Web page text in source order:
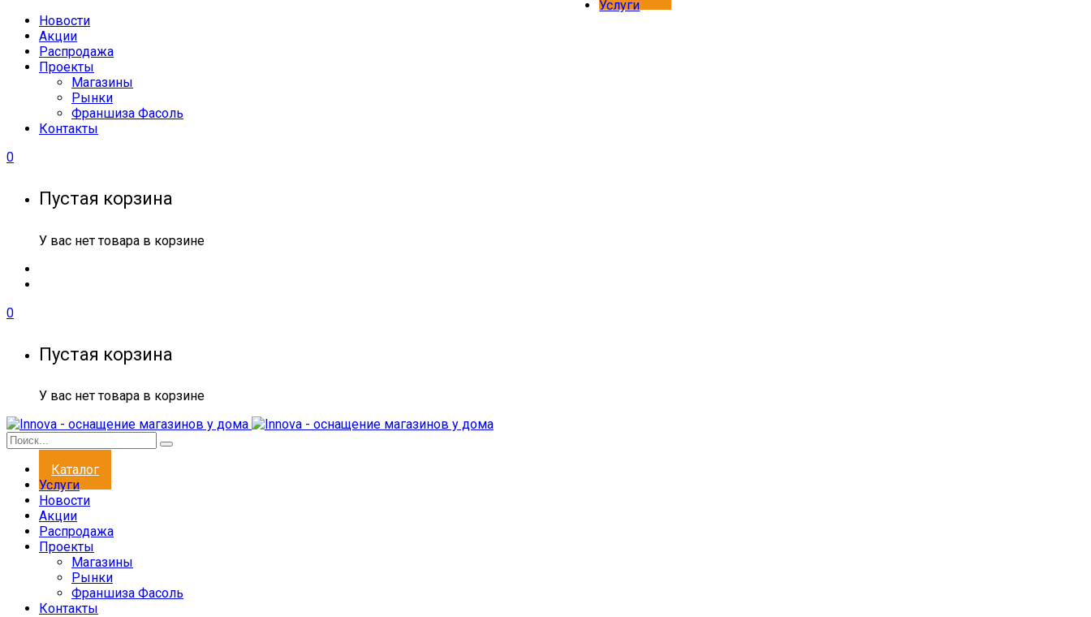
Услуги
Новости
Акции
Распродажа
Проекты
Магазины
Рынки
Франшиза Фасоль
Контакты
0
Пустая корзина
У вас нет товара в корзине
0
Пустая корзина
У вас нет товара в корзине
Каталог
Услуги
Новости
Акции
Распродажа
Проекты
Магазины
Рынки
Франшиза Фасоль
Контакты